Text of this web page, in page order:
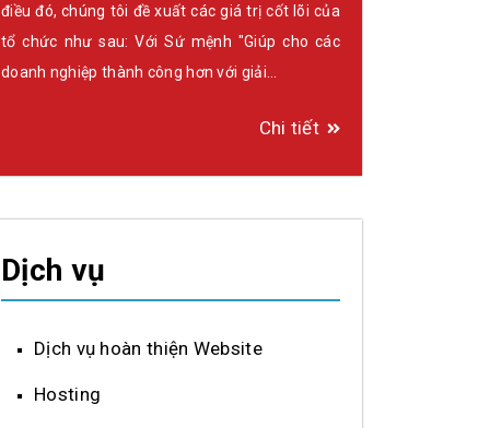
điều đó, chúng tôi đề xuất các giá trị cốt lõi của
tổ chức như sau: Với Sứ mệnh "Giúp cho các
doanh nghiệp thành công hơn với giải…
Chi tiết
Dịch vụ
Dịch vụ hoàn thiện Website
Hosting